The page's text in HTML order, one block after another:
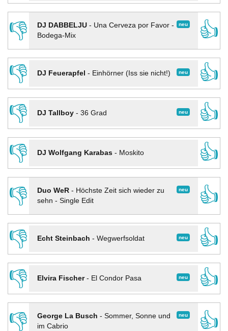
👎
neu
DJ DABBELJU- Una Cerveza por Favor -
Bodega-Mix
👍
👎
neu
DJ Feuerapfel - Einhörner (Iss sie nicht!)
👍
👎
neu
DJ Tallboy- 36 Grad
👍
👎
DJ Wolfgang Karabas- Moskito
👍
👎
neu
Duo WeR- Höchste Zeit sich wieder zu
sehn - Single Edit
👍
👎
neu
Echt Steinbach - Wegwerfsoldat
👍
👎
neu
Elvira Fischer- El Condor Pasa
👍
👎
neu
George La Busch - Sommer, Sonne und
im Cabrio
👍